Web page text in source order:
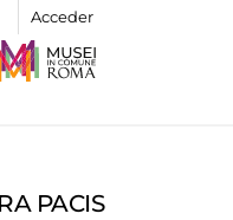
Acceder
PACIS